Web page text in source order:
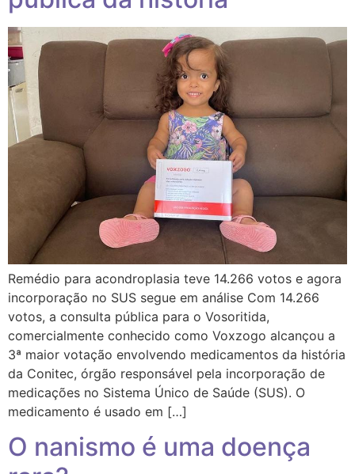
Remédio para acondroplasia teve 14.266 votos e agora
incorporação no SUS segue em análise Com 14.266
votos, a consulta pública para o Vosoritida,
comercialmente conhecido como Voxzogo alcançou a
3ª maior votação envolvendo medicamentos da história
da Conitec, órgão responsável pela incorporação de
medicações no Sistema Único de Saúde (SUS). O
medicamento é usado em […]
O nanismo é uma doença